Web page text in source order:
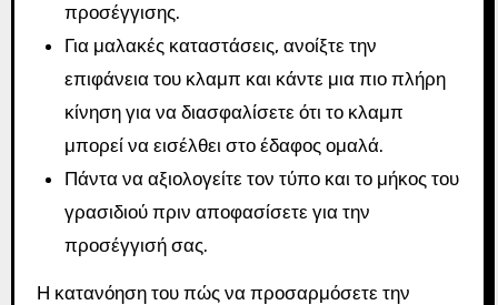
προσέγγισης.
Για μαλακές καταστάσεις, ανοίξτε την
επιφάνεια του κλαμπ και κάντε μια πιο πλήρη
κίνηση για να διασφαλίσετε ότι το κλαμπ
μπορεί να εισέλθει στο έδαφος ομαλά.
Πάντα να αξιολογείτε τον τύπο και το μήκος του
γρασιδιού πριν αποφασίσετε για την
προσέγγισή σας.
Η κατανόηση του πώς να προσαρμόσετε την